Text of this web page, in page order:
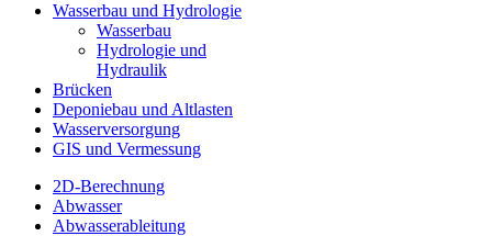
Wasserbau und Hydrologie
Wasserbau
Hydrologie und
Hydraulik
Brücken
Deponiebau und Altlasten
Wasserversorgung
GIS und Vermessung
2D-Berechnung
Abwasser
Abwasserableitung